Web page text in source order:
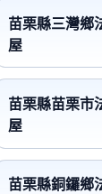
苗栗縣三灣鄉
屋
苗栗縣苗栗市
屋
苗栗縣銅鑼鄉